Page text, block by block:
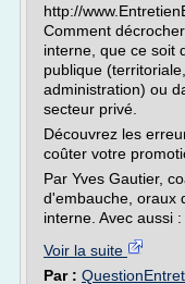
http://
Comment
interne, que ce soit
publique
administration) ou
secteur privé.
Découvrez les
coûter votre
Par Yves Gautier,
d'embauche, oraux
interne. Avec aussi
Voir la suite
Par :